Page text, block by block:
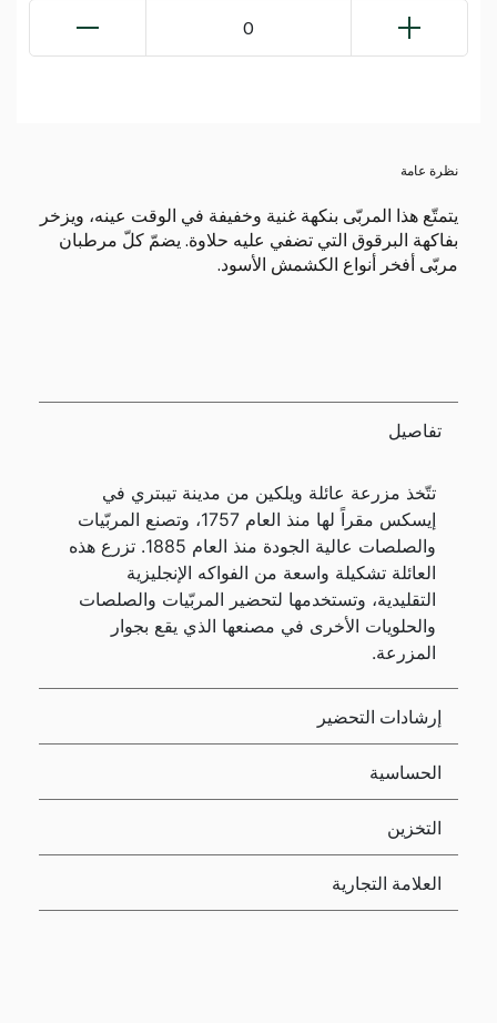
0
نظرة عامة
يتمتّع هذا المربّى بنكهة غنية وخفيفة في الوقت عينه، ويزخر
بفاكهة البرقوق التي تضفي عليه حلاوة. يضمّ كلّ مرطبان
مربّى أفخر أنواع الكشمش الأسود.
تفاصيل
تتّخذ مزرعة عائلة ويلكين من مدينة تيبتري في
إيسكس مقراً لها منذ العام 1757، وتصنع المربّيات
والصلصات عالية الجودة منذ العام 1885. تزرع هذه
العائلة تشكيلة واسعة من الفواكه الإنجليزية
التقليدية، وتستخدمها لتحضير المربّيات والصلصات
والحلويات الأخرى في مصنعها الذي يقع بجوار
المزرعة.
إرشادات التحضير
الحساسية
التخزين
العلامة التجارية